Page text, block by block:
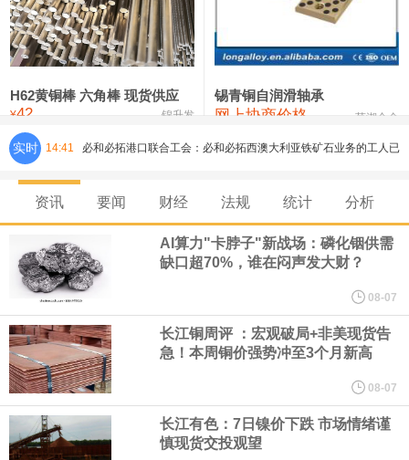
铸造铝合金锭(ZLD104) 24,300—24,500 24,400
压铸锌合金锭 26,500—26,700
氯化镍 38,300—40,300 39,300 0
H62黄铜棒 六角棒 现货供应
¥42 锦升发
锡青铜自润滑轴承
网上协商价格 芜湖合金
实时 14:41 必和必拓港口联合工会：必和必拓西澳大利亚铁矿石业务的工人已
通知，将于8月9日实施24小时停工。
8月7日，宇树科技董事长王兴兴网上路演时表示，报告期内，公司
研发费用金额分别为4,995.18万元、7,001.70万元、14,496.56万
元，最近3年复合增长率达70.36%，呈快速增长趋势，并形成多项
核心技术和知识产权。截至2026年1月31日，公司拥有262项专利权
（含境内发明专利20项）。
资讯 要闻 财经 法规 统计 分析
AI算力"卡脖子"新战场：磷化铟供需
缺口超70%，谁在闷声发大财？
08-07
长江铜周评 ：宏观破局+非美现货告
急！本周铜价强势冲至3个月新高
08-07
长江有色：7日镍价下跌 市场情绪谨
慎现货交投观望